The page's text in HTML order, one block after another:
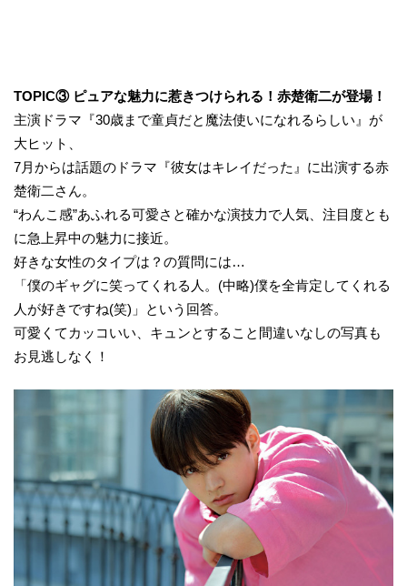
TOPIC③ ピュアな魅力に惹きつけられる！赤楚衛二が登場！
主演ドラマ『30歳まで童貞だと魔法使いになれるらしい』が
大ヒット、
7月からは話題のドラマ『彼女はキレイだった』に出演する赤
楚衛二さん。
“わんこ感”あふれる可愛さと確かな演技力で人気、注目度とも
に急上昇中の魅力に接近。
好きな女性のタイプは？の質問には…
「僕のギャグに笑ってくれる人。(中略)僕を全肯定してくれる
人が好きですね(笑)」という回答。
可愛くてカッコいい、キュンとすること間違いなしの写真も
お見逃しなく！